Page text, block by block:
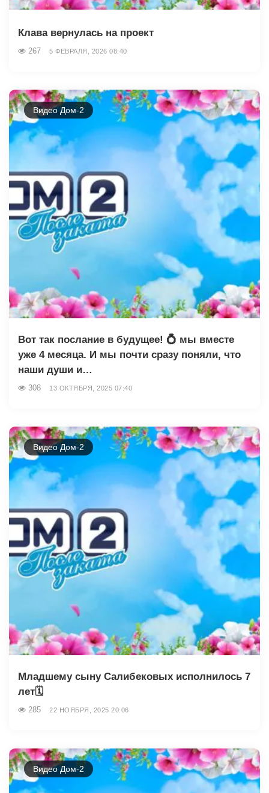
Клава вернулась на проект
267 5 ФЕВРАЛЯ, 2026 08:40
Видео Дом-2
Вот так послание в будущее! 💍 мы вместе
уже 4 месяца. И мы почти сразу поняли, что
наши души и…
308 13 ОКТЯБРЯ, 2025 07:40
Видео Дом-2
Младшему сыну Салибековых исполнилось 7
лет🗓
285 22 НОЯБРЯ, 2025 20:06
Видео Дом-2